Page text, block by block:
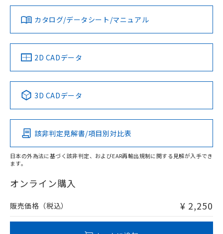
ダウンロードデータをご利用いただく前に、以下を必ずお読
みください。
ソフトウェアの使用条件
対応済み
中国 RoHS 注意事項・凡例
Pb Hg Cd Cr(VI)
O
在庫等で未対応品が混在する可能性があります。
問い合わせください。
LR型式承認
（イギリス
船舶規格）
DNV型式承認
（ノルウェー
BV型式承認
（フランス
KR型式
（韓国
No No No No
この製品の規格認証/適合状況ページへ
その他の認証はこちらのページからご検索ください
カタログ/データシート/マニュアル
2D CADデータ
3D CADデータ
該非判定見解書/項目別対比表
日本の外為法に基づく該非判定、およびEAR再輸出規制に関する見解が入手でき
ます。
オンライン購入
販売価格（税込） ¥ 2,250